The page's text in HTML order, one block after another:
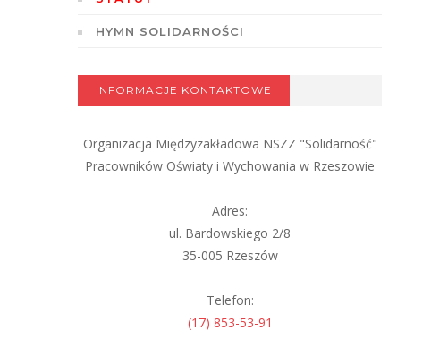
HYMN SOLIDARNOŚCI
INFORMACJE KONTAKTOWE
Organizacja Międzyzakładowa NSZZ "Solidarność"
Pracowników Oświaty i Wychowania w Rzeszowie
Adres:
ul. Bardowskiego 2/8
35-005 Rzeszów
Telefon:
(17) 853-53-91